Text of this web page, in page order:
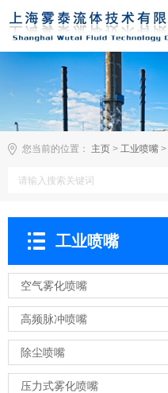
您当前的位置： 主页 > 工业喷嘴 >
工业喷嘴
空气雾化喷嘴
高频脉冲喷嘴
除尘喷嘴
压力式雾化喷嘴